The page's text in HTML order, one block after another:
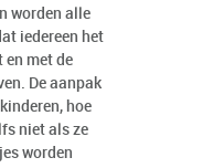
worden alle
iedereen het
en met de
De aanpak
hoe
niet als ze
worden